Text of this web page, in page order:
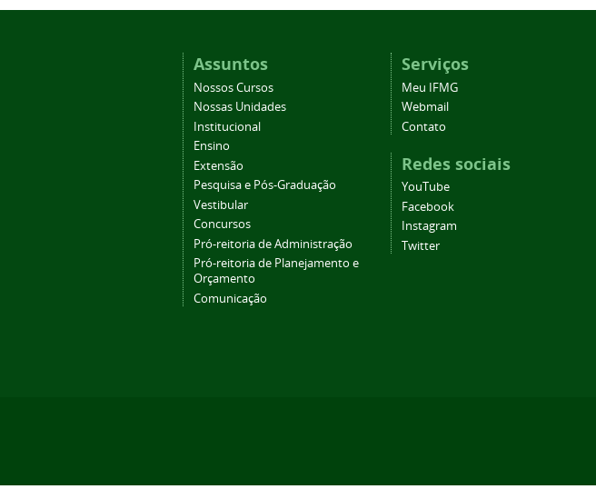
Assuntos
Nossos Cursos
Nossas Unidades
Institucional
Ensino
Extensão
Pesquisa e Pós-Graduação
Vestibular
Concursos
Pró-reitoria de Administração
Pró-reitoria de Planejamento e
Orçamento
Comunicação
Serviços
Meu IFMG
Webmail
Contato
Redes sociais
YouTube
Facebook
Instagram
Twitter